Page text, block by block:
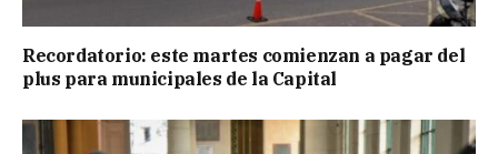
Recordatorio: este martes comienzan a pagar del
plus para municipales de la Capital